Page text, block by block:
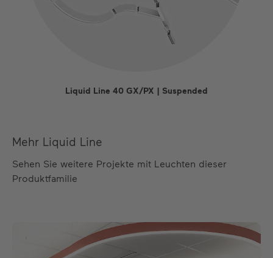
Liquid Line 40 GX/PX | Suspended
Mehr Liquid Line
Sehen Sie weitere Projekte mit Leuchten dieser
Produktfamilie